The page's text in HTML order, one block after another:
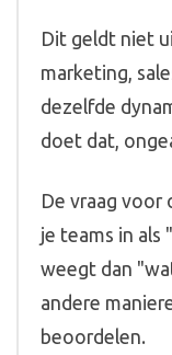
Dit geldt niet
marketing,
dezelfde
doet dat,
De vraag voor
je teams in als
weegt dan
andere
beoordelen.